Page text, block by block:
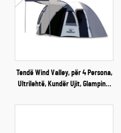
Tendë Wind Valley, për 4 Persona,
Ultrilehtë, Kundër Ujit, Glamping,